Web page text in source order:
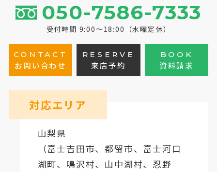
050-7586-7333
受付時間 9:00～18:00（水曜定休）
CONTACT
お問い合わせ
RESERVE
来店予約
BOOK
資料請求
対応エリア
山梨県
（富士吉田市、都留市、 富士河口
湖町、鳴沢村、山中湖村、忍野